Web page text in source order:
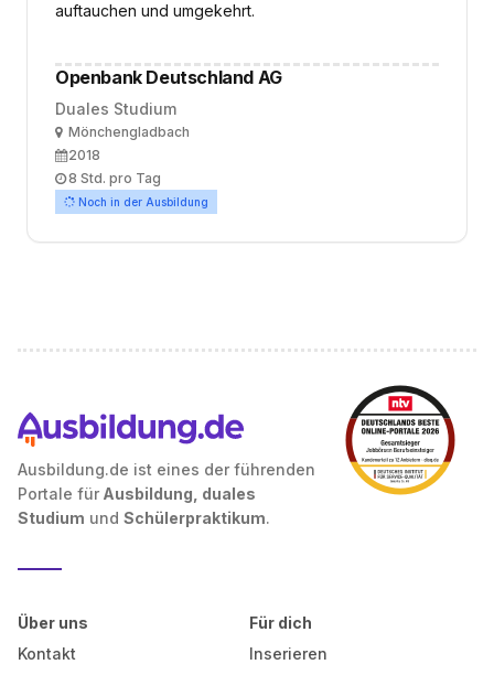
auftauchen und umgekehrt.
Openbank Deutschland AG
Duales Studium
OrtMönchengladbach
Ausbildungsbeginn
2018
Arbeitszeit
8 Std. pro Tag
Noch in der Ausbildung
Ausbildung.de ist eines der führenden
Portale für Ausbildung, duales
Studium und Schülerpraktikum.
Über uns
Kontakt
Für dich
Inserieren